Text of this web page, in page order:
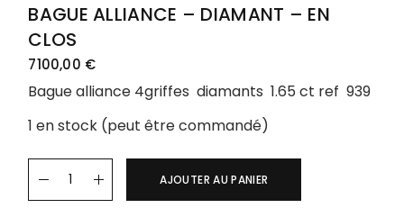
BAGUE ALLIANCE – DIAMANT – EN
CLOS
7100,00 €
Bague alliance 4griffes diamants 1.65 ct ref 939
1 en stock (peut être commandé)
AJOUTER AU PANIER